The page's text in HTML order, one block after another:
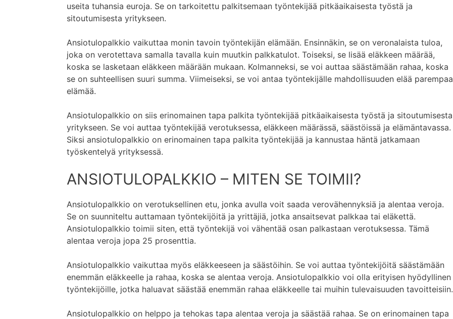
useita tuhansia euroja. Se on tarkoitettu palkitsemaan työntekijää pitkäaikaisesta työstä ja
sitoutumisesta yritykseen.
Ansiotulopalkkio vaikuttaa monin tavoin työntekijän elämään. Ensinnäkin, se on veronalaista tuloa,
joka on verotettava samalla tavalla kuin muutkin palkkatulot. Toiseksi, se lisää eläkkeen määrää,
koska se lasketaan eläkkeen määrään mukaan. Kolmanneksi, se voi auttaa säästämään rahaa, koska
se on suhteellisen suuri summa. Viimeiseksi, se voi antaa työntekijälle mahdollisuuden elää parempaa
elämää.
Ansiotulopalkkio on siis erinomainen tapa palkita työntekijää pitkäaikaisesta työstä ja sitoutumisesta
yritykseen. Se voi auttaa työntekijää verotuksessa, eläkkeen määrässä, säästöissä ja elämäntavassa.
Siksi ansiotulopalkkio on erinomainen tapa palkita työntekijää ja kannustaa häntä jatkamaan
työskentelyä yrityksessä.
ANSIOTULOPALKKIO – MITEN SE TOIMII?
Ansiotulopalkkio on verotuksellinen etu, jonka avulla voit saada verovähennyksiä ja alentaa veroja.
Se on suunniteltu auttamaan työntekijöitä ja yrittäjiä, jotka ansaitsevat palkkaa tai eläkettä.
Ansiotulopalkkio toimii siten, että työntekijä voi vähentää osan palkastaan verotuksessa. Tämä
alentaa veroja jopa 25 prosenttia.
Ansiotulopalkkio vaikuttaa myös eläkkeeseen ja säästöihin. Se voi auttaa työntekijöitä säästämään
enemmän eläkkeelle ja rahaa, koska se alentaa veroja. Ansiotulopalkkio voi olla erityisen hyödyllinen
työntekijöille, jotka haluavat säästää enemmän rahaa eläkkeelle tai muihin tulevaisuuden tavoitteisiin.
Ansiotulopalkkio on helppo ja tehokas tapa alentaa veroja ja säästää rahaa. Se on erinomainen tapa